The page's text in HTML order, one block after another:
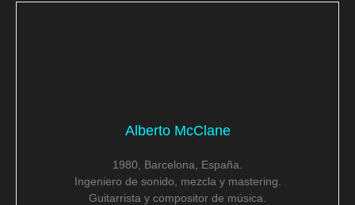
Alberto McClane
1980, Barcelona, España.
Ingeniero de sonido, mezcla y mastering.
Guitarrista y compositor de música.